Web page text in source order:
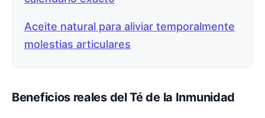
Aceite natural para aliviar temporalmente
molestias articulares
Beneficios reales del Té de la Inmunidad